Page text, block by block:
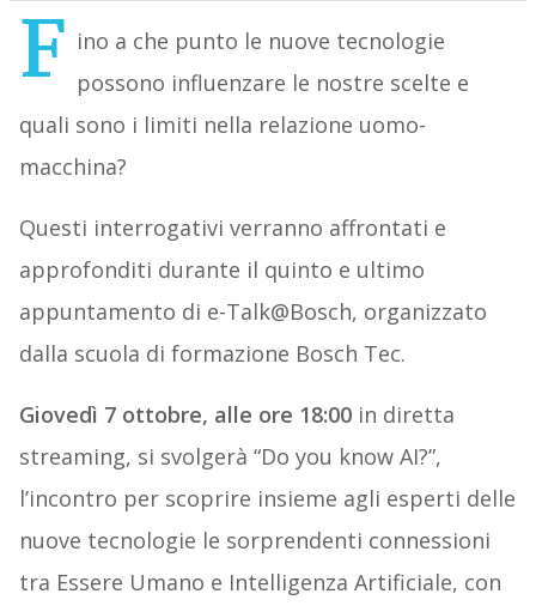
F ino a che punto le nuove tecnologie
possono influenzare le nostre scelte e
quali sono i limiti nella relazione uomo-
macchina?
Questi interrogativi verranno affrontati e
approfonditi durante il quinto e ultimo
appuntamento di e-Talk@Bosch, organizzato
dalla scuola di formazione Bosch Tec.
Giovedì 7 ottobre, alle ore 18:00in diretta
streaming, si svolgerà “Do you know AI?”,
l’incontro per scoprire insieme agli esperti delle
nuove tecnologie le sorprendenti connessioni
tra Essere Umano e Intelligenza Artificiale, con